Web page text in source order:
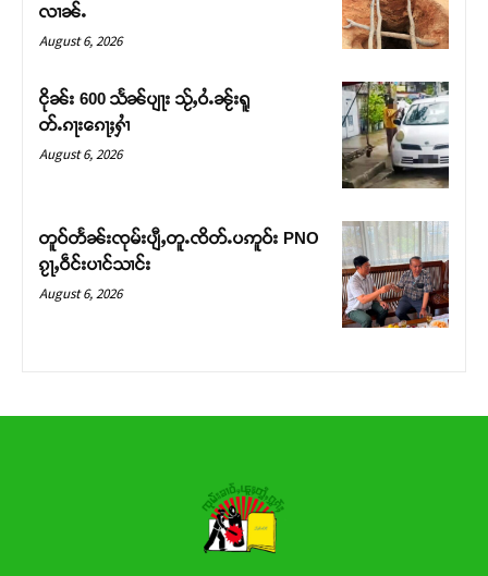
တႃႇႁႂ်ႈသဵင်ၵၢင်ၸႂ်ၵူၼ်းမိူင်း ၵူႈတီႈၵူႈလႅၼ်ပေႃးတေၸွ
တ်ႇ တူဝ်ႈလုမ်ႈၾႃႉၼၼ်ႉ ၶဝ်ႈႁူမ်ႈၵမ်ႉထႅမ် ၸုမ်းၶၢ
လၢၼ်ႉ
August 6, 2026
ငိုၼ်း 600 သႅၼ်ပျႃး သႂ်ႇဝႆႉၼႂ်းရူ
တ်ႉၵႃးၵေႃႈႁၢႆ
August 6, 2026
တူဝ်တႅၼ်းၸုမ်းပျီႇတူႉၸိတ်ႉပဢူဝ်း PNO
ၵႂႃႇဝဵင်းပၢင်သၢင်း
August 6, 2026